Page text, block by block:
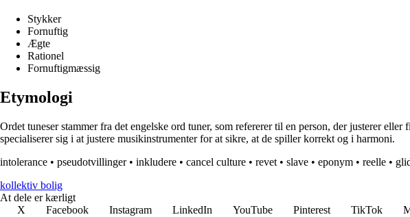
Stykker
Fornuftig
Ægte
Rationel
Fornuftigmæssig
Etymologi
Ordet tuneser stammer fra det engelske ord tuner, som refererer til en person, der justerer
specialiserer sig i at justere musikinstrumenter for at sikre, at de spiller korrekt og i harmoni.
intolerance • pseudotvillinger• inkludere • cancel culture • revet • slave • eponym • reelle •
kollektiv bolig
At dele er kærligt
X
Facebook Instagram LinkedIn YouTube Pinterest TikTok